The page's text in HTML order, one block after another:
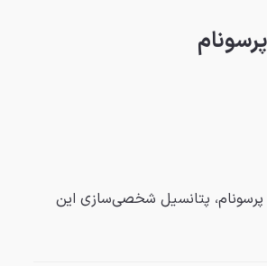
لامبورگینی با معرفی اولین تمراریو از بخش سفارشی‌سازی Ad پرسونام، پتانسیل شخصی‌سازی این